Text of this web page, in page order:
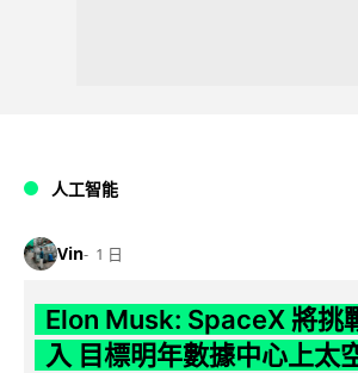
人工智能
Vin 1 日
Elon Musk: SpaceX 將挑
入 目標明年數據中心上太